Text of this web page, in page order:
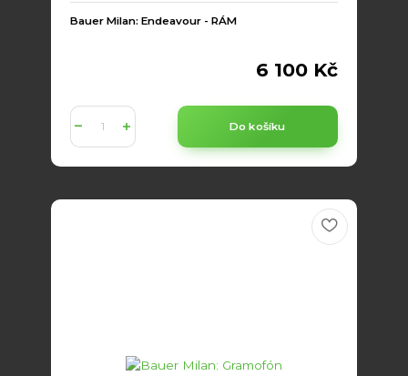
Bauer Milan: Endeavour - RÁM
6 100 Kč
Do košíku